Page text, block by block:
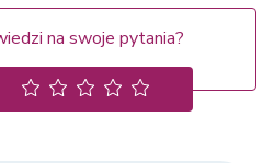
na swoje pytania?